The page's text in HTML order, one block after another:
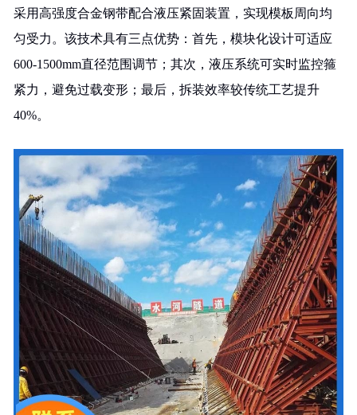
采用高强度合金钢带配合液压紧固装置，实现模板周向均
匀受力。该技术具有三点优势：首先，模块化设计可适应
600-1500mm直径范围调节；其次，液压系统可实时监控箍
紧力，避免过载变形；最后，拆装效率较传统工艺提升
40%。